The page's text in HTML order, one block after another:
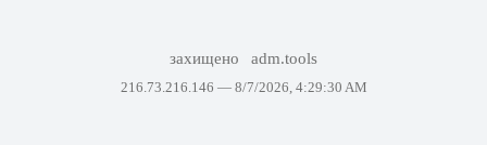
захищено adm.tools
216.73.216.146 — 8/7/2026, 4:29:30 AM